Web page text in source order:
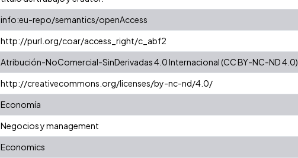
info:eu-repo/semantics/openAccess
http://purl.org/coar/access_right/c_abf2
Atribución-NoComercial-SinDerivadas 4.0 Internacional (CC BY-NC-ND 4.0)
http://creativecommons.org/licenses/by-nc-nd/4.0/
Economía
Negocios y management
Economics